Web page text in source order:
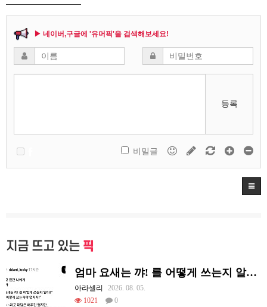
▶ 네이버,구글에 '유머픽'을 검색해보세요!
등록
비밀글
지금 뜨고 있는 픽
엄마 요새는 꺄! 를 어떻게 쓰는지 알아?
아라셀리
2026. 08. 05.
1021
0